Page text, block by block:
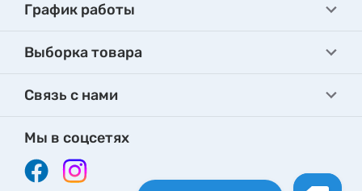
График работы
Выборка товара
Связь с нами
Мы в соцсетях